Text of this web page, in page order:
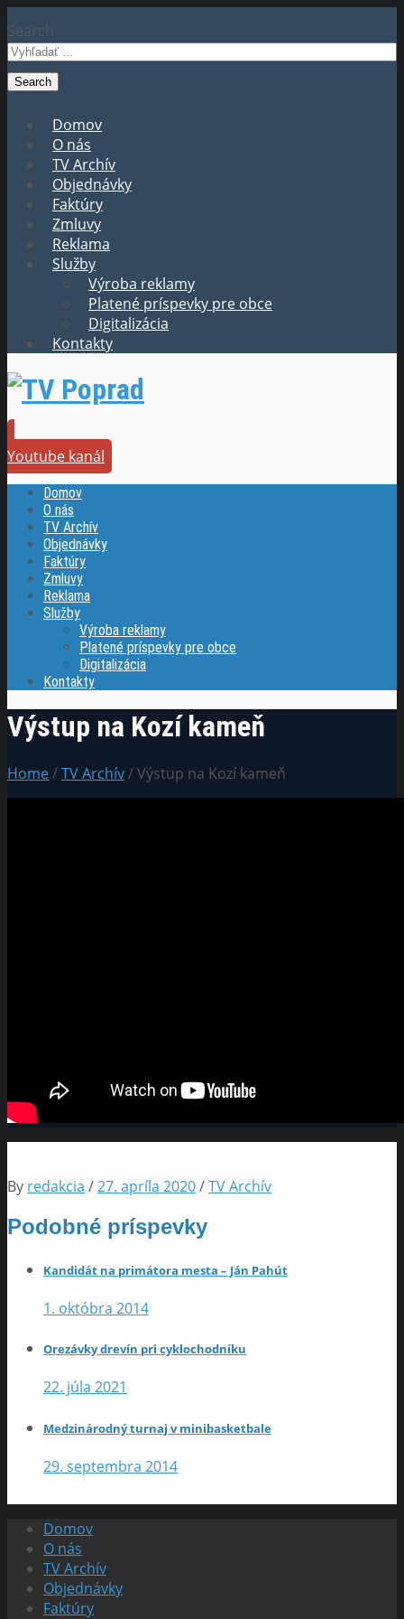
Search
Domov
O nás
TV Archív
Objednávky
Faktúry
Zmluvy
Reklama
Služby
Výroba reklamy
Platené príspevky pre obce
Digitalizácia
Kontakty
Youtube kanál
Domov
O nás
TV Archív
Objednávky
Faktúry
Zmluvy
Reklama
Služby
Výroba reklamy
Platené príspevky pre obce
Digitalizácia
Kontakty
Výstup na Kozí kameň
Home/TV Archív/ Výstup na Kozí kameň
By redakcia /27. apríla 2020/TV Archív
Podobné príspevky
Kandidát na primátora mesta – Ján Pahút
1. októbra 2014
Orezávky drevín pri cyklochodníku
22. júla 2021
Medzinárodný turnaj v minibasketbale
29. septembra 2014
Domov
O nás
TV Archív
Objednávky
Faktúry